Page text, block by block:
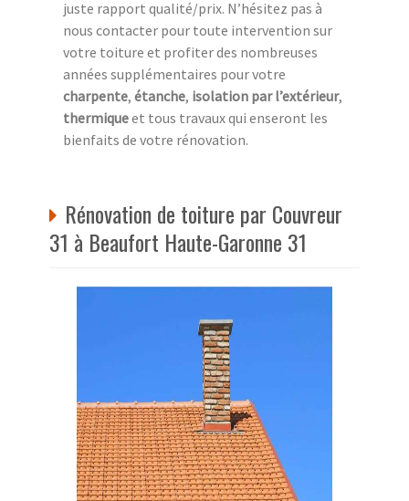
juste rapport qualité/prix. N’hésitez pas à
nous contacter pour toute intervention sur
votre toiture et profiter des nombreuses
années supplémentaires pour votre
charpente, étanche, isolation par l’extérieur,
thermiqueet tous travaux qui enseront les
bienfaits de votre rénovation.
Rénovation de toiture par Couvreur
31 à Beaufort Haute-Garonne 31